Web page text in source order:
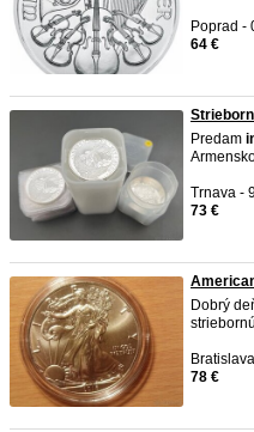
Poprad -
64 €
Predam
Trnava -
73 €
Dobrý
78 €